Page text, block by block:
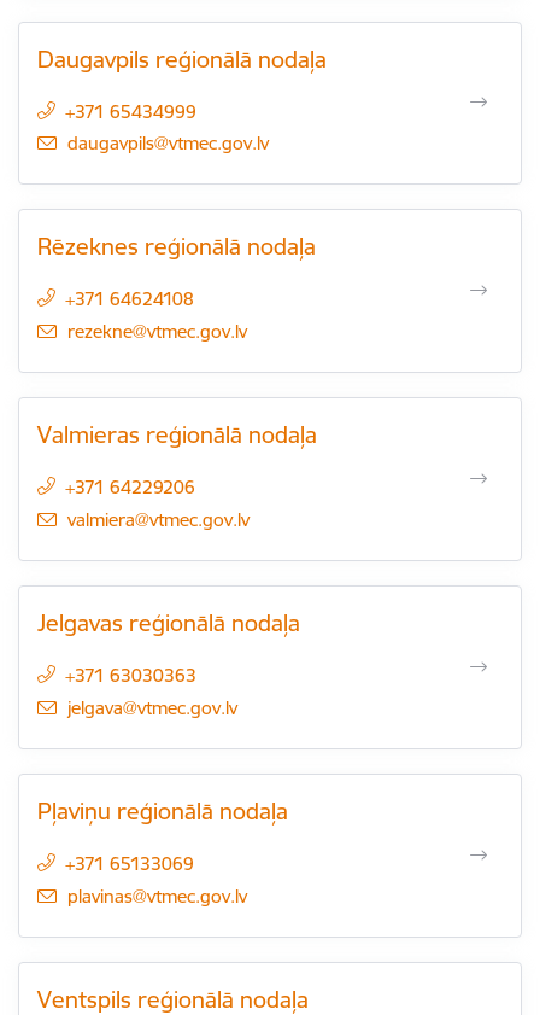
Daugavpils reģionālā nodaļa
+371 65434999
E-pasts:
daugavpils@vtmec.gov.lv
Rēzeknes reģionālā nodaļa
+371 64624108
E-pasts:
rezekne@vtmec.gov.lv
Valmieras reģionālā nodaļa
+371 64229206
E-pasts:
valmiera@vtmec.gov.lv
Jelgavas reģionālā nodaļa
+371 63030363
E-pasts:
jelgava@vtmec.gov.lv
Pļaviņu reģionālā nodaļa
+371 65133069
E-pasts:
plavinas@vtmec.gov.lv
Ventspils reģionālā nodaļa